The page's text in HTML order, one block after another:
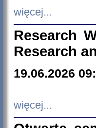
więcej...
Research
Research
19.06.2026
więcej...